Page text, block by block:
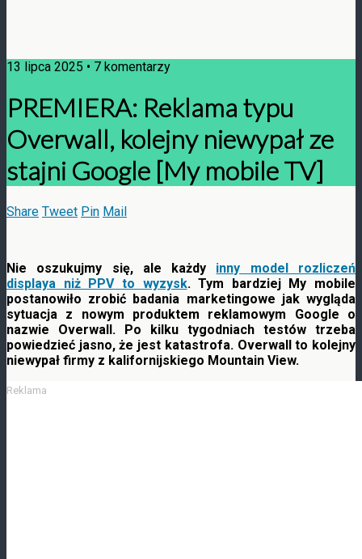
13 lipca 2025 • 7 komentarzy
PREMIERA: Reklama typu
Overwall, kolejny niewypał ze
stajni Google [My mobile TV]
Share Tweet Pin Mail
Nie oszukujmy się, ale każdy inny model rozliczeń
displaya niż PPV to wyzysk. Tym bardziej My mobile
postanowiło zrobić badania marketingowe jak wygląda
sytuacja z nowym produktem reklamowym Google o
nazwie Overwall. Po kilku tygodniach testów trzeba
powiedzieć jasno, że jest katastrofa. Overwall to kolejny
niewypał firmy z kalifornijskiego Mountain View.
Reklama